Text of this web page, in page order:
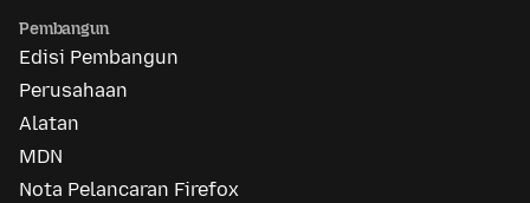
Pembangun
Edisi Pembangun
Perusahaan
Alatan
MDN
Nota Pelancaran Firefox